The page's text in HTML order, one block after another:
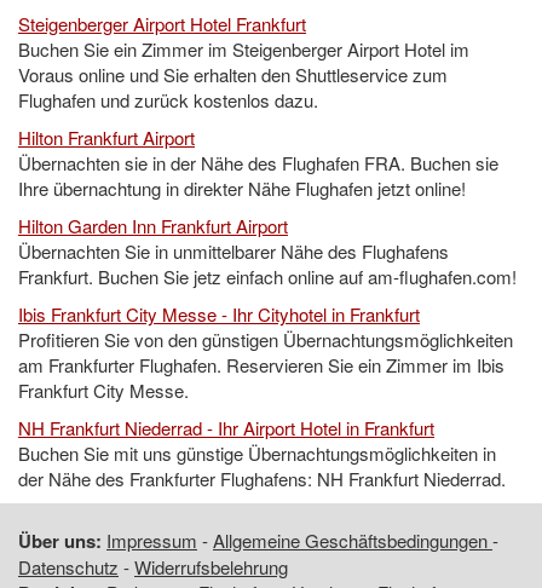
Steigenberger Airport Hotel Frankfurt
Buchen Sie ein Zimmer im Steigenberger Airport Hotel im
Voraus online und Sie erhalten den Shuttleservice zum
Flughafen und zurück kostenlos dazu.
Hilton Frankfurt Airport
Übernachten sie in der Nähe des Flughafen FRA. Buchen sie
Ihre übernachtung in direkter Nähe Flughafen jetzt online!
Hilton Garden Inn Frankfurt Airport
Übernachten Sie in unmittelbarer Nähe des Flughafens
Frankfurt. Buchen Sie jetz einfach online auf am-flughafen.com!
Ibis Frankfurt City Messe - Ihr Cityhotel in Frankfurt
Profitieren Sie von den günstigen Übernachtungsmöglichkeiten
am Frankfurter Flughafen. Reservieren Sie ein Zimmer im Ibis
Frankfurt City Messe.
NH Frankfurt Niederrad - Ihr Airport Hotel in Frankfurt
Buchen Sie mit uns günstige Übernachtungsmöglichkeiten in
der Nähe des Frankfurter Flughafens: NH Frankfurt Niederrad.
Über uns: Impressum -Allgemeine Geschäftsbedingungen-
Datenschutz -Widerrufsbelehrung